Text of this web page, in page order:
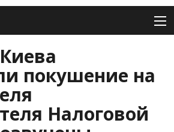
покушение на
Налоговой